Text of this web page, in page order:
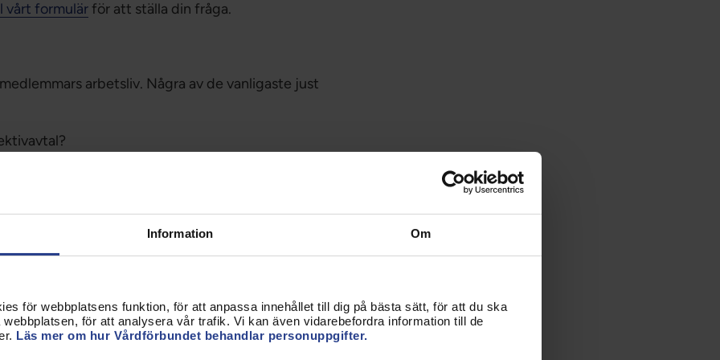
Information Om
för webbplatsens funktion, för att anpassa innehållet till dig på bästa sätt, för att du ska
för att analysera vår trafik. Vi kan även vidarebefordra information till de
Läs mer om hur Vårdförbundet behandlar personuppgifter.
vårt formulärför att ställa din fråga.
arbetsliv. Några av de vanligaste just
i mitt schema?
innan löneöversynen är klar?
min sjukskrivning?
ditt anställningskontrakt eller råd om
arbetsrätt.